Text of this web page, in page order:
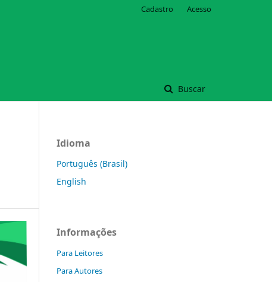
Buscar
Cadastro Acesso
Idioma
Português (Brasil)
English
Informações
Para Leitores
Para Autores